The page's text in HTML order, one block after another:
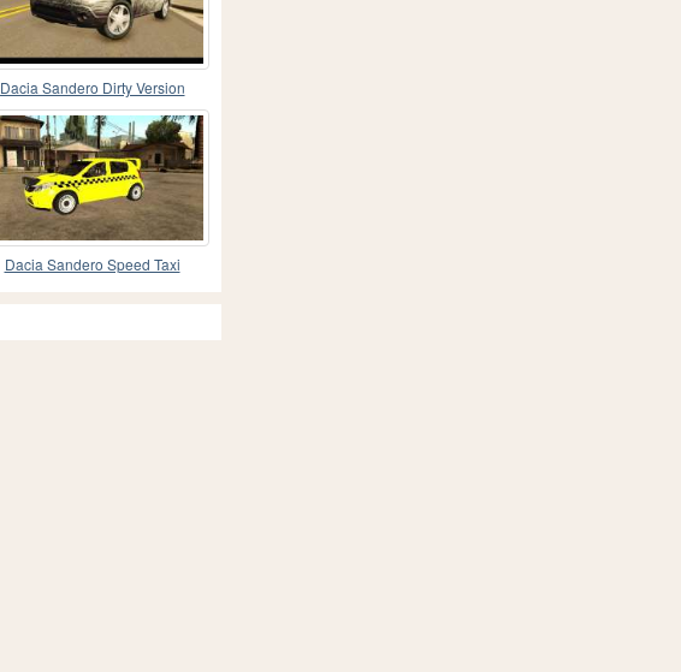
Dacia Sandero Dirty Version
Dacia Sandero Speed Taxi